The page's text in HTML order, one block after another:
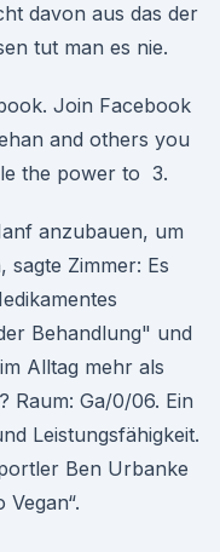
davon aus das der
tut man es nie.
Join Facebook
and others you
the power to 3.
anzubauen, um
Zimmer: Es
Behandlung" und
Alltag mehr als
Raum: Ga/0/06. Ein
Leistungsfähigkeit.
Ben Urbanke